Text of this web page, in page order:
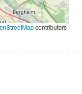
contributors